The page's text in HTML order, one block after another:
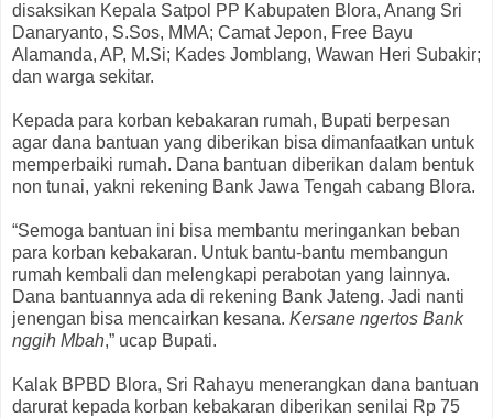
disaksikan Kepala Satpol PP Kabupaten Blora, Anang Sri
Danaryanto, S.Sos, MMA; Camat Jepon, Free Bayu
Alamanda, AP, M.Si; Kades Jomblang, Wawan Heri Subakir;
dan warga sekitar.
Kepada para korban kebakaran rumah, Bupati berpesan
agar dana bantuan yang diberikan bisa dimanfaatkan untuk
memperbaiki rumah. Dana bantuan diberikan dalam bentuk
non tunai, yakni rekening Bank Jawa Tengah cabang Blora.
“Semoga bantuan ini bisa membantu meringankan beban
para korban kebakaran. Untuk bantu-bantu membangun
rumah kembali dan melengkapi perabotan yang lainnya.
Dana bantuannya ada di rekening Bank Jateng. Jadi nanti
jenengan bisa mencairkan kesana. Kersane ngertos Bank
nggih Mbah,” ucap Bupati.
Kalak BPBD Blora, Sri Rahayu menerangkan dana bantuan
darurat kepada korban kebakaran diberikan senilai Rp 75